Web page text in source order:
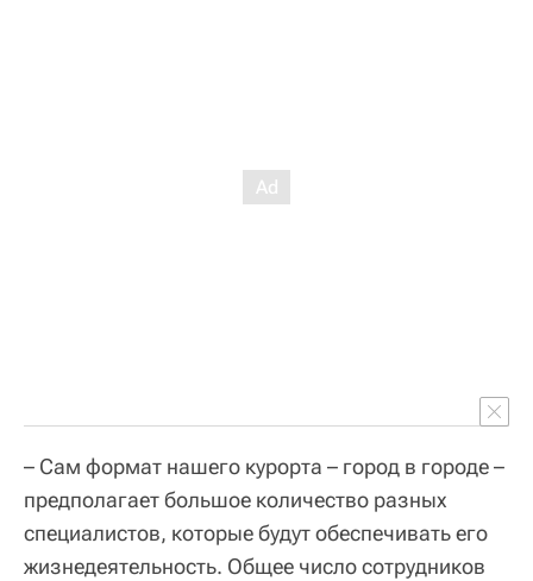
– Сам формат нашего курорта – город в городе –
предполагает большое количество разных
специалистов, которые будут обеспечивать его
жизнедеятельность. Общее число сотрудников